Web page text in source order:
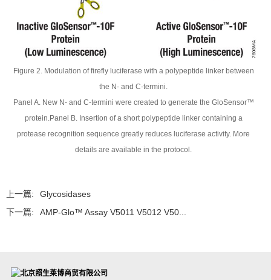
Figure 2. Modulation of firefly luciferase with a polypeptide linker between
the N- and C-termini.
Panel A. New N- and C-termini were created to generate the GloSensor™
protein.Panel B. Insertion of a short polypeptide linker containing a
protease recognition sequence greatly reduces luciferase activity. More
details are available in the protocol.
上一篇:
Glycosidases
下一篇:
AMP-Glo™ Assay V5011 V5012 V50...